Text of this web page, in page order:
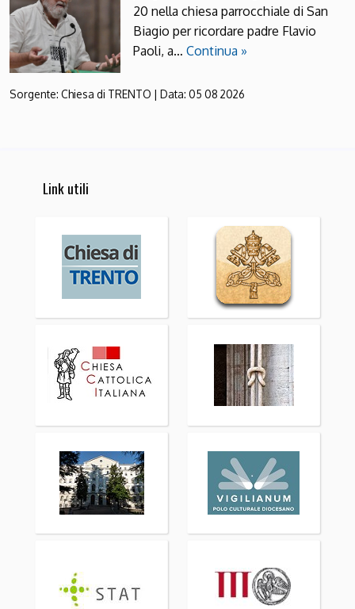
20 nella chiesa parrocchiale di San
Biagio per ricordare padre Flavio
Paoli, a… Continua »
Sorgente: Chiesa di TRENTO | Data: 05 08 2026
Link utili